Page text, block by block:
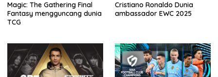
Magic: The Gathering Final
Fantasy mengguncang dunia
TCG
Cristiano Ronaldo Dunia
ambassador EWC 2025